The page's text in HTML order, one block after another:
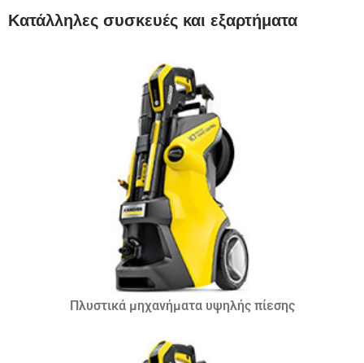
Κατάλληλες συσκευές και εξαρτήματα
Πλυστικά μηχανήματα υψηλής πίεσης